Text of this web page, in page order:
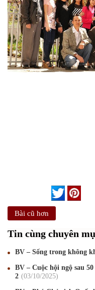
Bài cũ hơn
Tin cùng chuyên
BV – Sống trong không
BV – Cuộc hội ngộ sau
2
03/10/2025